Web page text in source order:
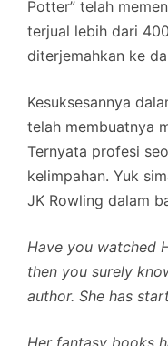
Potter” telah
terjual lebih dari
diterjemahkan ke
Kesuksesannya
telah membuatnya
Ternyata profesi
kelimpahan. Yuk
JK Rowling dalam
Have you watched
then you surely
author. She has